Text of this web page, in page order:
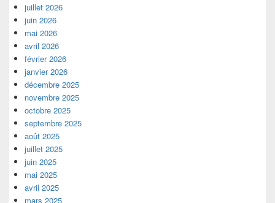
juillet 2026
juin 2026
mai 2026
avril 2026
février 2026
janvier 2026
décembre 2025
novembre 2025
octobre 2025
septembre 2025
août 2025
juillet 2025
juin 2025
mai 2025
avril 2025
mars 2025